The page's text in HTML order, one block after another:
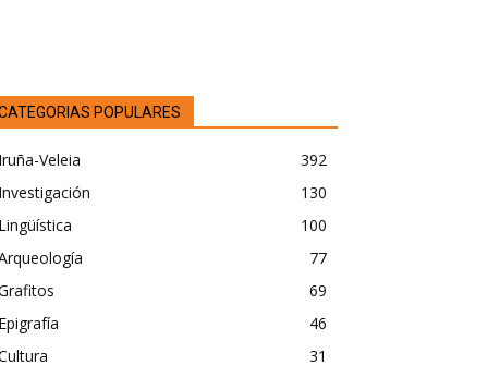
POPULARES
Veleia
392
130
100
77
69
46
31